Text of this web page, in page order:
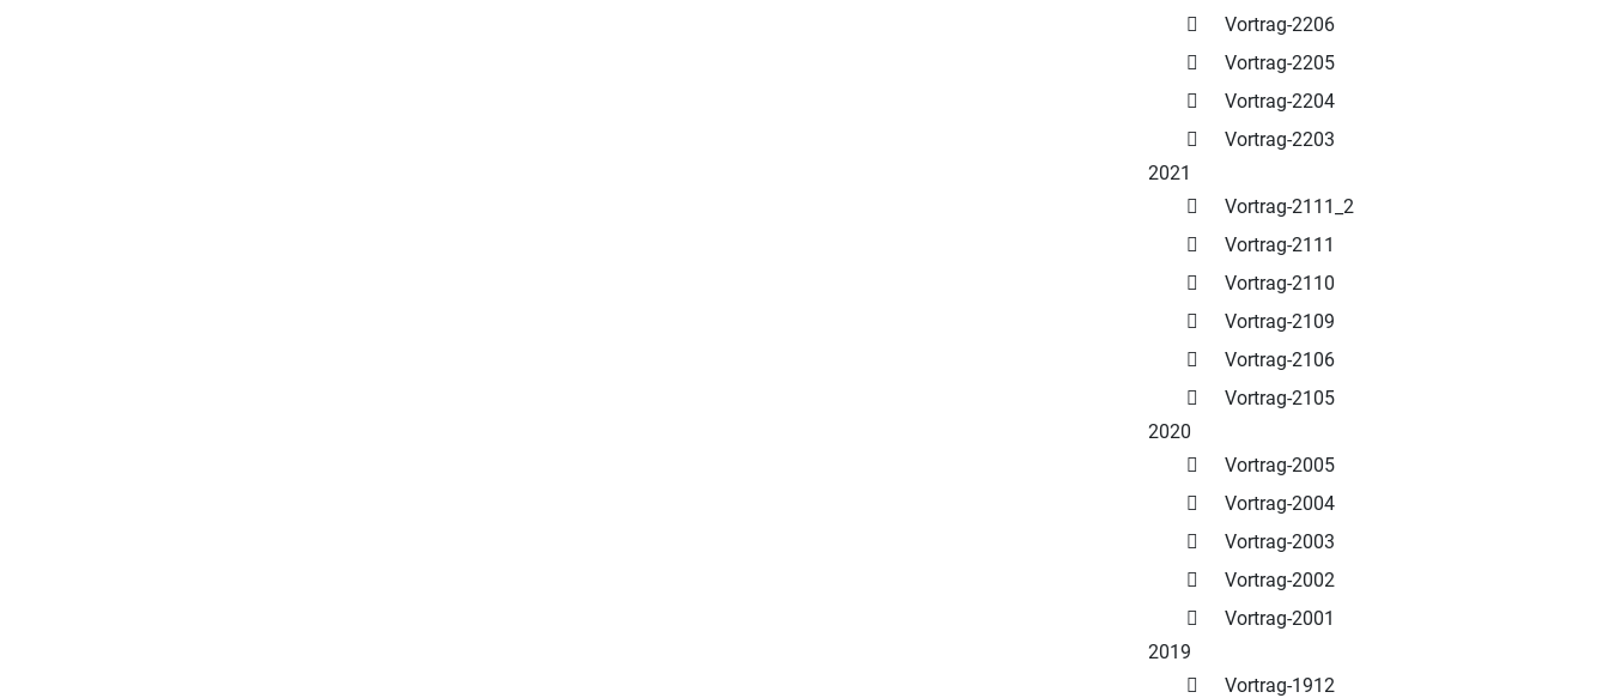
Vortrag-2206
Vortrag-2205
Vortrag-2204
Vortrag-2203
2021
Vortrag-2111_2
Vortrag-2111
Vortrag-2110
Vortrag-2109
Vortrag-2106
Vortrag-2105
2020
Vortrag-2005
Vortrag-2004
Vortrag-2003
Vortrag-2002
Vortrag-2001
2019
Vortrag-1912